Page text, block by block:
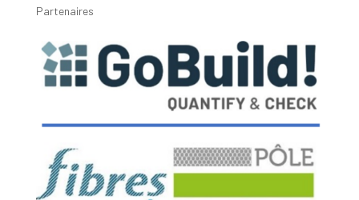
Partenaires